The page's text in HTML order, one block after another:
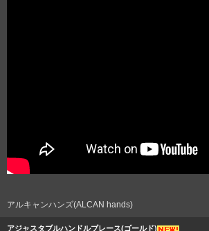
アルキャンハンズ(ALCAN hands)
アジャスタブルハンドルブレース(ゴールド)